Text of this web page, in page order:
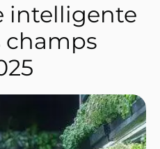
intelligente
champs